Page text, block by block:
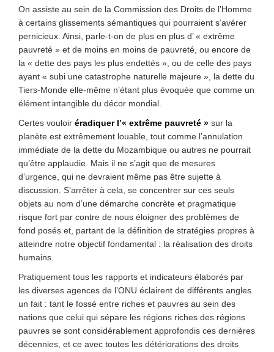
On assiste au sein de la Commission des Droits de l’Homme
à certains glissements sémantiques qui pourraient s’avérer
pernicieux. Ainsi, parle-t-on de plus en plus d’ « extrême
pauvreté » et de moins en moins de pauvreté, ou encore de
la « dette des pays les plus endettés », ou de celle des pays
ayant « subi une catastrophe naturelle majeure », la dette du
Tiers-Monde elle-même n’étant plus évoquée que comme un
élément intangible du décor mondial.
Certes vouloir éradiquer l’« extrême pauvreté » sur la
planète est extrêmement louable, tout comme l’annulation
immédiate de la dette du Mozambique ou autres ne pourrait
qu’être applaudie. Mais il ne s’agit que de mesures
d’urgence, qui ne devraient même pas être sujette à
discussion. S’arrêter à cela, se concentrer sur ces seuls
objets au nom d’une démarche concrète et pragmatique
risque fort par contre de nous éloigner des problèmes de
fond posés et, partant de la définition de stratégies propres à
atteindre notre objectif fondamental : la réalisation des droits
humains.
Pratiquement tous les rapports et indicateurs élaborés par
les diverses agences de l’ONU éclairent de différents angles
un fait : tant le fossé entre riches et pauvres au sein des
nations que celui qui sépare les régions riches des régions
pauvres se sont considérablement approfondis ces dernières
décennies, et ce avec toutes les détériorations des droits